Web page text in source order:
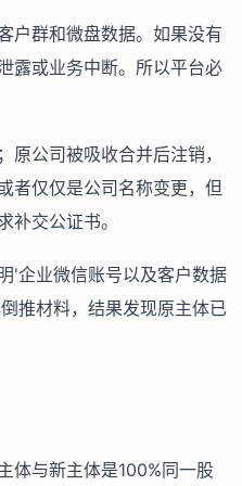
户群和微盘数据。如果没有
露或业务中断。所以平台必
公司被吸收合并后注销，
者仅仅是公司名称变更，但
交公证书。
'企业微信账号以及客户数据
推材料，结果发现原主体已
体与新主体是100%同一股